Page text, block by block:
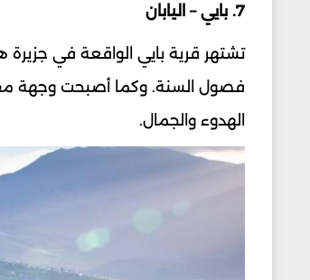
7. بايي – اليابان
تشتهر قرية بايي الواقعة في جزيرة
فصول السنة. وكما أصبحت وجهة
الهدوء والجمال.